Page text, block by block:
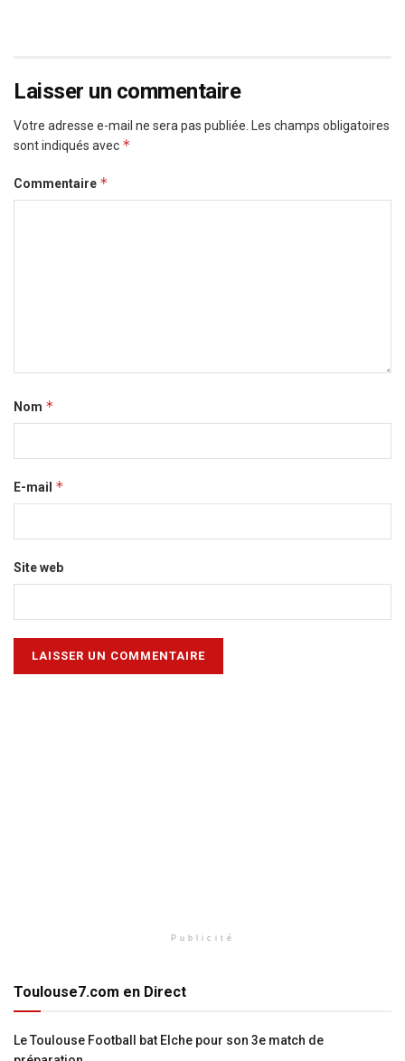
Laisser un commentaire
Votre adresse e-mail ne sera pas publiée. Les champs obligatoires
sont indiqués avec *
Commentaire *
Nom *
E-mail *
Site web
Publicité
Toulouse7.com en Direct
Le Toulouse Football bat Elche pour son 3e match de